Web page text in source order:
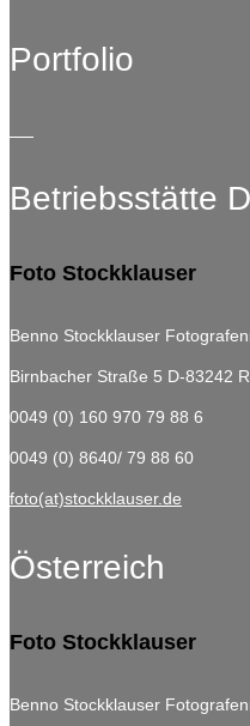
Portfolio
Betriebsstätte
Foto Stockklauser
Benno Stockklauser
Birnbacher Straße 5 D-83242
0049 (0) 160 970 79 88 6
0049 (0) 8640/ 79 88 60
foto(at)stockklauser.de
Österreich
Foto Stockklauser
Benno Stockklauser